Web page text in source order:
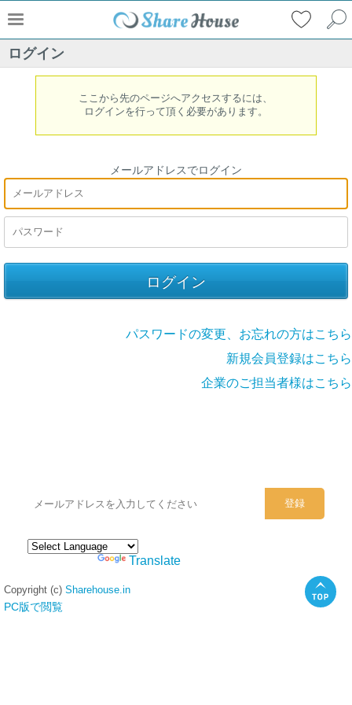
ログイン
ここから先のページへアクセスするには、
ログインを行って頂く必要があります。
メールアドレスでログイン
パスワードの変更、お忘れの方はこちら
新規会員登録はこちら
企業のご担当者様はこちら
Translate
Copyright (c) Sharehouse.in
PC版で閲覧